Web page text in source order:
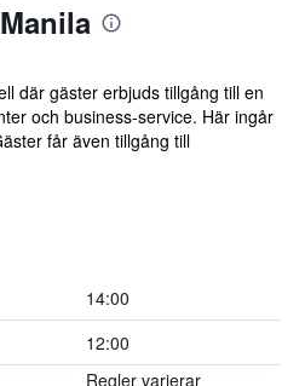
där gäster erbjuds tillgång till en
och business-service. Här ingår
får även tillgång till
14:00
12:00
Regler varierar